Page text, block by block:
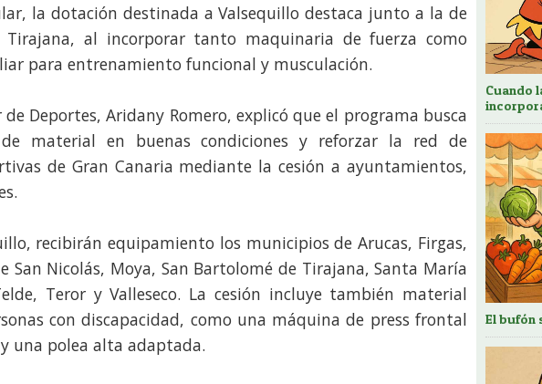
la dotación destinada a Valsequillo destaca junto a la de
Tirajana, al incorporar tanto maquinaria de fuerza como
para entrenamiento funcional y musculación.
de Deportes, Aridany Romero, explicó que el programa busca
material en buenas condiciones y reforzar la red de
de Gran Canaria mediante la cesión a ayuntamientos,
recibirán equipamiento los municipios de Arucas, Firgas,
San Nicolás, Moya, San Bartolomé de Tirajana, Santa María
Teror y Valleseco. La cesión incluye también material
con discapacidad, como una máquina de press frontal
una polea alta adaptada.
Cuando
El bufón